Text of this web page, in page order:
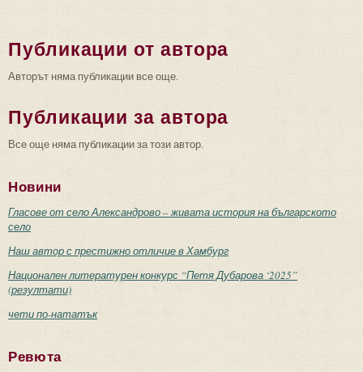
Публикации от автора
Авторът няма публикации все още.
Публикации за автора
Все още няма публикации за този автор.
Новини
Гласове от село Александрово – живата история на българското
село
Наш автор с престижно отличие в Хамбург
Национален литературен конкурс “Петя Дубарова ‘2025”
(резултати)
чети по-нататък
Ревюта